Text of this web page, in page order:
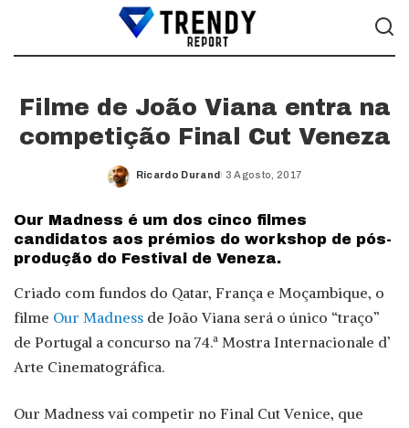
Filme de João Viana entra na
competição Final Cut Veneza
Posted
Ricardo Durand 3 Agosto, 2017
Our Madness é um dos cinco filmes
candidatos aos prémios do workshop de pós-
produção do Festival de Veneza.
Criado com fundos do Qatar, França e Moçambique, o
filme Our Madness de João Viana será o único “traço”
de Portugal a concurso na 74.ª Mostra Internacionale d’
Arte Cinematográfica.
Our Madness vai competir no Final Cut Venice, que